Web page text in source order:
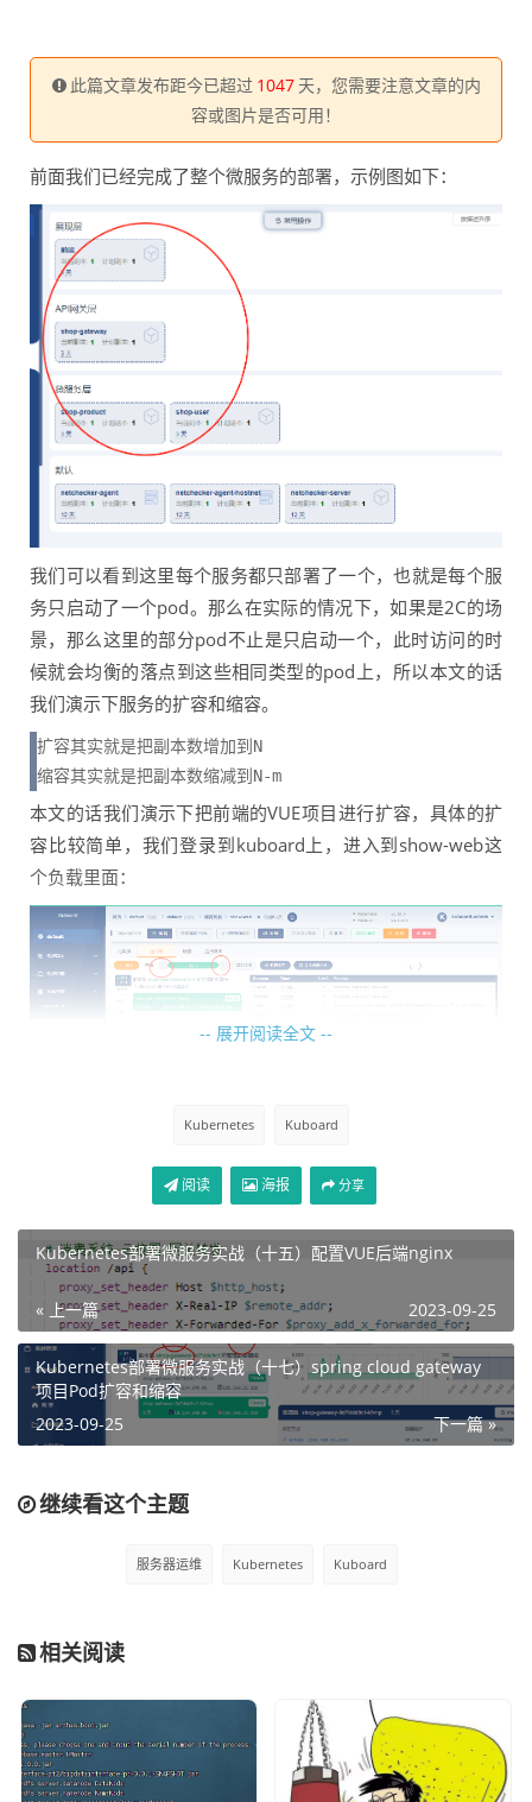
此篇文章发布距今已超过 1047 天，您需要注意文章的内
容或图片是否可用！
前面我们已经完成了整个微服务的部署，示例图如下：
我们可以看到这里每个服务都只部署了一个，也就是每个服
务只启动了一个pod。那么在实际的情况下，如果是2C的场
景，那么这里的部分pod不止是只启动一个，此时访问的时
候就会均衡的落点到这些相同类型的pod上，所以本文的话
我们演示下服务的扩容和缩容。
扩容其实就是把副本数增加到N
缩容其实就是把副本数缩减到N-m
本文的话我们演示下把前端的VUE项目进行扩容，具体的扩
容比较简单，我们登录到kuboard上，进入到show-web这
个负载里面：
我们可以点击左右这个方向键，向右就是扩容，向左就是缩
点击之后就可以看到左侧列表新增了一个pod，稍等片刻就
-- 展开阅读全文 --
Kubernetes Kuboard
阅读 海报 分享
Kubernetes部署微服务实战（十五）配置VUE后端nginx
« 上一篇 2023-09-25
Kubernetes部署微服务实战（十七）spring cloud gateway
项目Pod扩容和缩容
下一篇 »
2023-09-25
继续看这个主题
服务器运维 Kubernetes Kuboard
相关阅读